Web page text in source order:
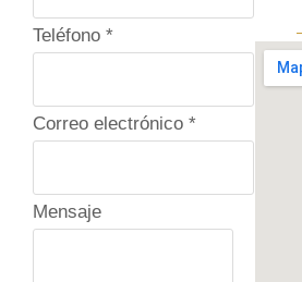
u
l
o
e
e
Teléfono *
Correo electrónico *
Mensaje